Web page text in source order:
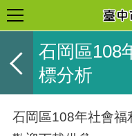
石岡區108
標分析
石岡區108年社會福